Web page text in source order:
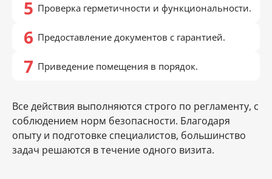
Проверка герметичности и функциональности.
Предоставление документов с гарантией.
Приведение помещения в порядок.
Все действия выполняются строго по регламенту, с
соблюдением норм безопасности. Благодаря
опыту и подготовке специалистов, большинство
задач решаются в течение одного визита.